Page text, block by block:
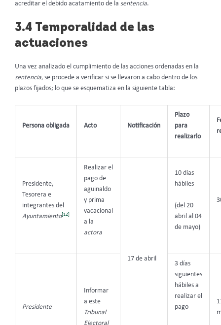
acreditar el debido acatamiento de la sentencia.
3.4 Temporalidad de las
actuaciones
Una vez analizado el cumplimiento de las acciones ordenadas en la
sentencia, se procede a verificar si se llevaron a cabo dentro de los
plazos fijados; lo que se esquematiza en la siguiente tabla:
Persona obligada Acto Notificación
Plazo
para
realizarlo
Presidente,
Tesorera e
integrantes del
Ayuntamiento[12]
Realizar el
pago de
aguinaldo
y prima
vacacional
a la
actora
17 de abril
10 días
hábiles
(del 20
abril al 04
de mayo)
Presidente
Informar
a este
Tribunal
Electoral
3 días
siguientes
hábiles a
realizar el
pago